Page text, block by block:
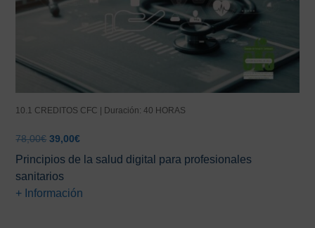
10.1 CREDITOS CFC | Duración: 40 HORAS
78,00€ El
original
era:
78,00€.
39,00€El
actual
39,00€.
Principios de la salud digital para profesionales
sanitarios
+ Información